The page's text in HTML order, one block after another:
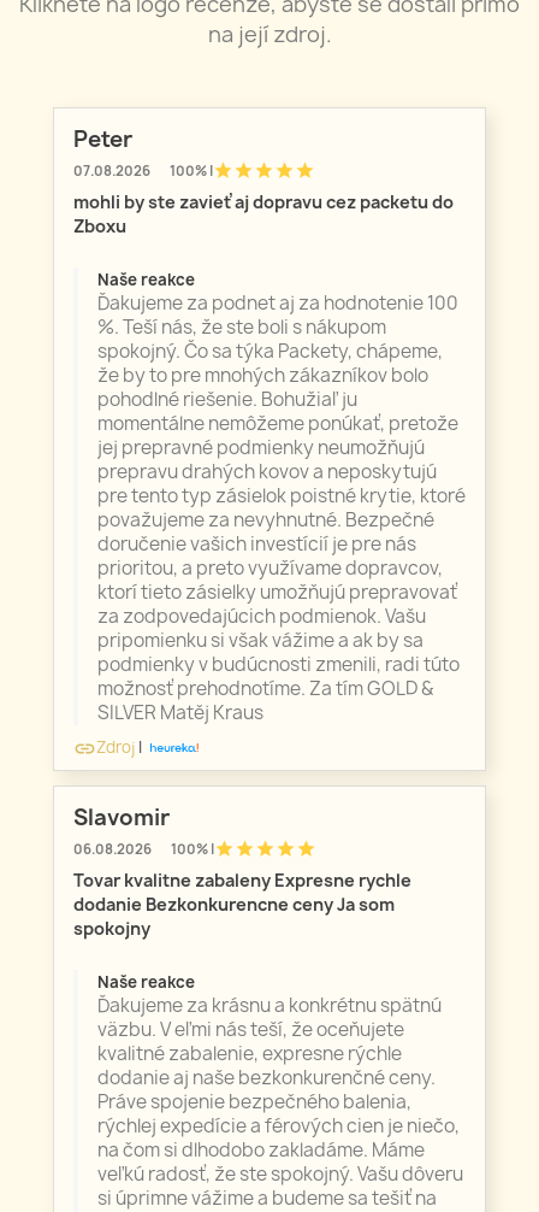
na její zdroj.
Peter
07.08.2026 100% |starstarstarstarstar
mohli by ste zavieť aj dopravu cez packetu do
Zboxu
Naše reakce
Ďakujeme za podnet aj za hodnotenie 100
%. Teší nás, že ste boli s nákupom
spokojný. Čo sa týka Packety, chápeme,
že by to pre mnohých zákazníkov bolo
pohodlné riešenie. Bohužiaľ ju
momentálne nemôžeme ponúkať, pretože
jej prepravné podmienky neumožňujú
prepravu drahých kovov a neposkytujú
pre tento typ zásielok poistné krytie, ktoré
považujeme za nevyhnutné. Bezpečné
doručenie vašich investícií je pre nás
prioritou, a preto využívame dopravcov,
ktorí tieto zásielky umožňujú prepravovať
za zodpovedajúcich podmienok. Vašu
pripomienku si však vážime a ak by sa
podmienky v budúcnosti zmenili, radi túto
možnosť prehodnotíme. Za tím GOLD &
SILVER Matěj Kraus
linkZdroj |
Slavomir
06.08.2026 100% |starstarstarstarstar
Tovar kvalitne zabaleny Expresne rychle
dodanie Bezkonkurencne ceny Ja som
spokojny
Naše reakce
Ďakujeme za krásnu a konkrétnu spätnú
väzbu. V eľmi nás teší, že oceňujete
kvalitné zabalenie, expresne rýchle
dodanie aj naše bezkonkurenčné ceny.
Práve spojenie bezpečného balenia,
rýchlej expedície a férových cien je niečo,
na čom si dlhodobo zakladáme. Máme
veľkú radosť, že ste spokojný. Vašu dôveru
si úprimne vážime a budeme sa tešiť na